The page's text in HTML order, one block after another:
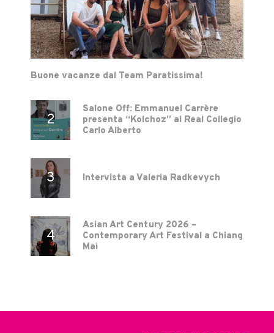
Buone vacanze dal Team Paratissima!
Salone Off: Emmanuel Carrère
presenta “Kolchoz” al Real Collegio
Carlo Alberto
Intervista a Valeria Radkevych
Asian Art Century 2026 –
Contemporary Art Festival a Chiang
Mai